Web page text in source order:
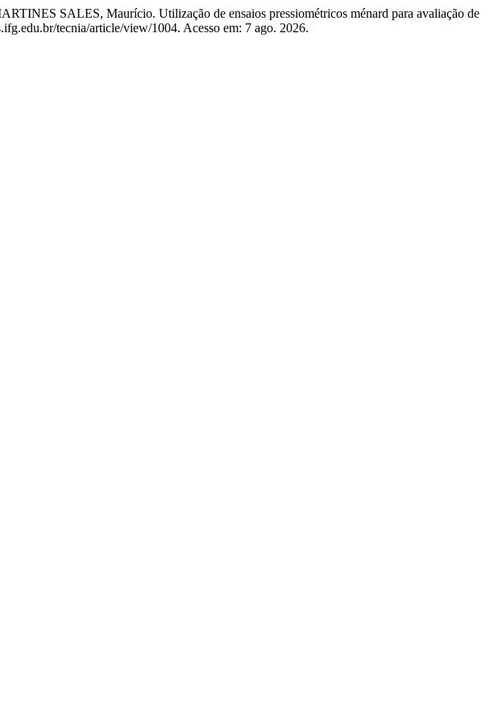
SALES, Maurício. Utilização de ensaios pressiométricos ménard para avaliação de
tecnia/article/view/1004. Acesso em: 7 ago. 2026.